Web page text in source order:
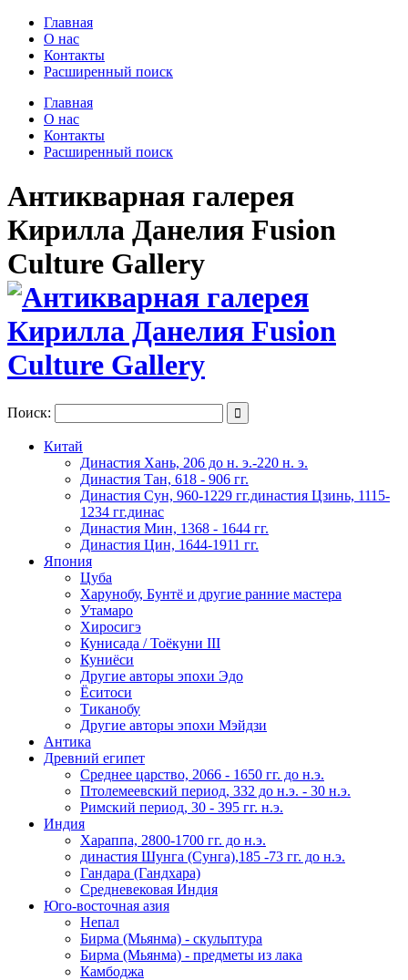
Главная
О нас
Контакты
Расширенный поиск
Главная
О нас
Контакты
Расширенный поиск
Антикварная галерея
Кирилла Данелия Fusion
Culture Gallery
Поиск: 
Китай
Династия Хань, 206 до н. э.-220 н. э.
Династия Тан, 618 - 906 гг.
Династия Сун, 960-1229 гг.династия Цзинь, 1115-
1234 гг.динас
Династия Мин, 1368 - 1644 гг.
Династия Цин, 1644-1911 гг.
Япония
Цуба
Харунобу, Бунтё и другие ранние мастера
Утамаро
Хиросигэ
Кунисада / Тоёкуни III
Куниёси
Другие авторы эпохи Эдо
Ёситоси
Тиканобу
Другие авторы эпохи Мэйдзи
Антика
Древний египет
Среднее царство, 2066 - 1650 гг. до н.э.
Птолемеевский период, 332 до н.э. - 30 н.э.
Римский период, 30 - 395 гг. н.э.
Индия
Хараппа, 2800-1700 гг. до н.э.
династия Шунга (Сунга),185 -73 гг. до н.э.
Гандара (Гандхара)
Средневековая Индия
Юго-восточная азия
Непал
Бирма (Мьянма) - скульптура
Бирма (Мьянма) - предметы из лака
Камбоджа